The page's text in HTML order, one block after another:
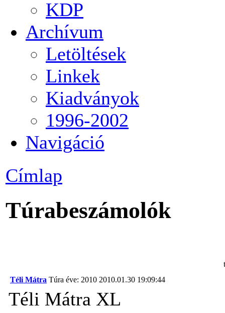
KDP
Archívum
Letöltések
Linkek
Kiadványok
1996-2002
Navigáció
Címlap
Túrabeszámolók
Téli Mátra Túra éve: 2010 2010.01.30 19:09:44
Téli Mátra XL